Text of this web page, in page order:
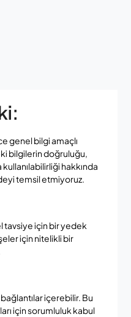
genel bilgi amaçlı
bilgilerin doğruluğu,
hakkında
temsil etmiyoruz.
için bir yedek
için nitelikli bir
içerebilir. Bu
için sorumluluk kabul